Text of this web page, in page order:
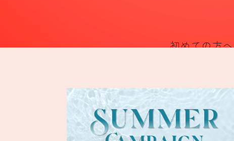
初めての方へ